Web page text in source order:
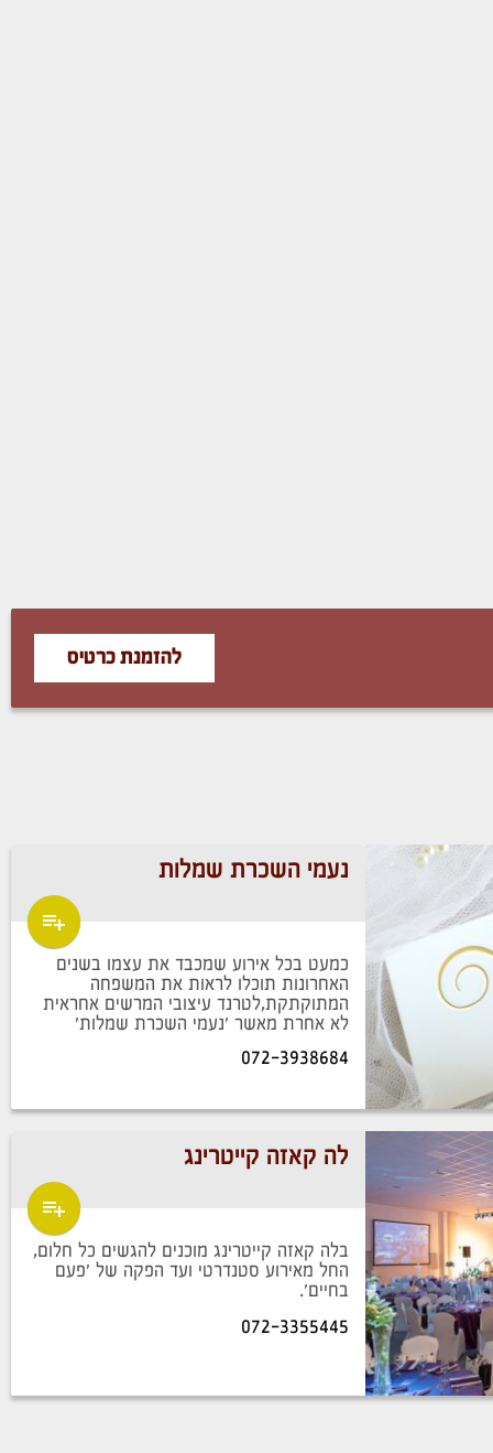
להזמנת כרטיס
נעמי השכרת שמלות
כמעט בכל אירוע שמכבד את עצמו בשנים
האחרונות תוכלו לראות את המשפחה
המתוקתקת,לטרנד עיצובי המרשים אחראית
לא אחרת מאשר 'נעמי השכרת שמלות'
072-3938684
לה קאזה קייטרינג
בלה קאזה קייטרינג מוכנים להגשים כל חלום,
החל מאירוע סטנדרטי ועד הפקה של 'פעם
בחיים'.
072-3355445